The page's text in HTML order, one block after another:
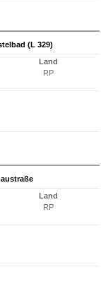
(L 329)
Land
RP
Land
RP